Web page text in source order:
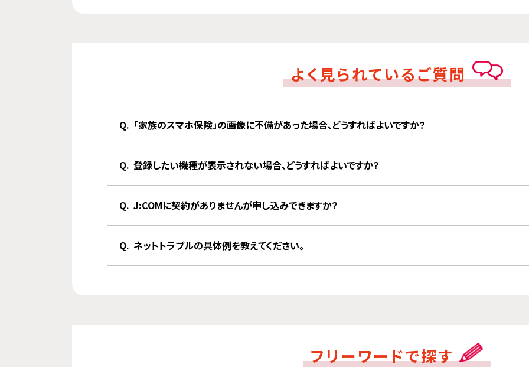
よく見られているご質問
「家族のスマホ保険」の画像に不備があった場合、どうすればよいですか？
登録したい機種が表示されない場合、どうすればよいですか？
J:COMに契約がありませんが申し込みできますか？
ネットトラブルの具体例を教えてください。
フリーワードで探す